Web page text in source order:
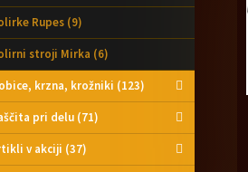
Rupes (9)
stroji Mirka (6)
krzna, krožniki (123)
pri delu (71)
v akciji (37)